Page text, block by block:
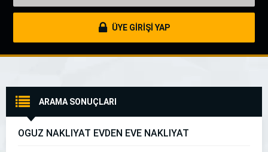
ÜYE GİRİŞİ YAP
ARAMA SONUÇLARI
OĞUZ NAKLİYAT EVDEN EVE NAKLİYAT